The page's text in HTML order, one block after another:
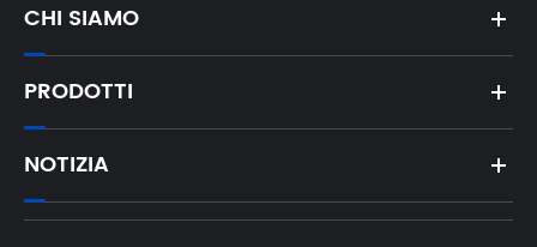
CHI SIAMO
PRODOTTI
NOTIZIA